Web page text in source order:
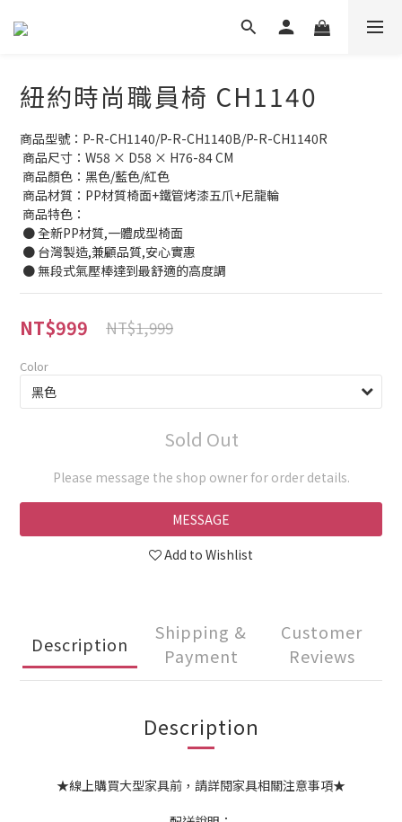
紐約時尚職員椅 CH1140
商品型號：P-R-CH1140/P-R-CH1140B/P-R-CH1140R
商品尺寸：W58 × D58 × H76-84 CM
商品顏色：黑色/藍色/紅色
商品材質：PP材質椅面+鐵管烤漆五爪+尼龍輪
商品特色：
● 全新PP材質,一體成型椅面
● 台灣製造,兼顧品質,安心實惠
● 無段式氣壓棒達到最舒適的高度調
NT$999 NT$1,999
Color
Sold Out
Please message the shop owner for order details.
MESSAGE
Add to Wishlist
Description
Shipping &
Payment
Customer
Reviews
Description
★線上購買大型家具前，請詳閱家具相關注意事項★